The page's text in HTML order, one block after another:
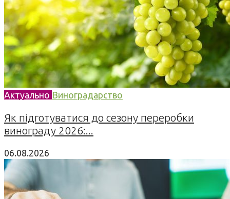
Актуально Виноградарство
Як підготуватися до сезону переробки
винограду 2026:...
06.08.2026